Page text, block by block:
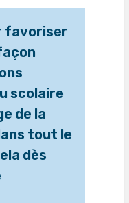
favoriser
scolaire
de la
tout le
dès